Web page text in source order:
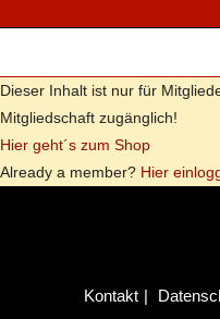
Die­ser In­halt ist nur für
Mitgliedschaft zu­gäng­lich!
Hier geht´s zum Shop
Al­re­a­dy a mem­ber? Hier
Kon­takt